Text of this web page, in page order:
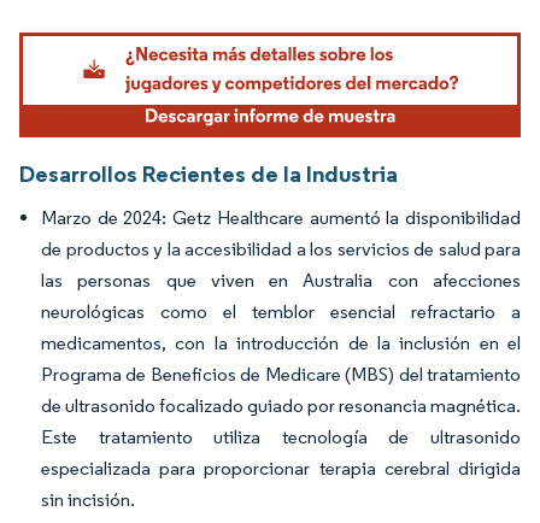
Imagen © Mordor Intelligence. El uso requiere atribución según CC BY 4.0.
Desarrollos Recientes de la Industria
Marzo de 2024: Getz Healthcare aumentó la disponibilidad
de productos y la accesibilidad a los servicios de salud para
las personas que viven en Australia con afecciones
neurológicas como el temblor esencial refractario a
medicamentos, con la introducción de la inclusión en el
Programa de Beneficios de Medicare (MBS) del tratamiento
de ultrasonido focalizado guiado por resonancia magnética.
Este tratamiento utiliza tecnología de ultrasonido
especializada para proporcionar terapia cerebral dirigida
sin incisión.